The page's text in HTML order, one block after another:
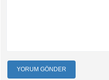
YORUM GÖNDER